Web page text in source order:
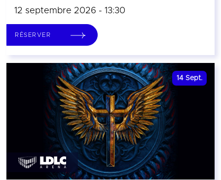
12 septembre 2026 - 13:30
RÉSERVER
14 Sept.